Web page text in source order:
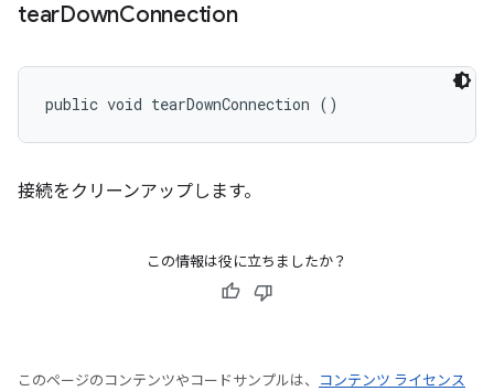
tearDownConnection
public void tearDownConnection ()
接続をクリーンアップします。
この情報は役に立ちましたか？
このページのコンテンツやコードサンプルは、
コンテンツ ライセンス